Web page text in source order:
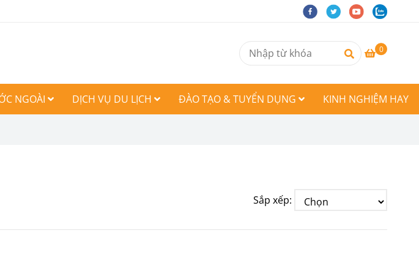
0
NGOÀI DỊCH VỤ DU LỊCH ĐÀO TẠO & TUYỂN DỤNG KINH NGHIỆM HAY
Sắp xếp: